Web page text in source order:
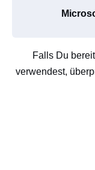
Falls Du
verwendest,